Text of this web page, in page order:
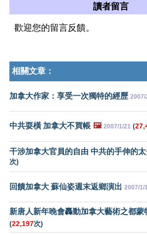
讀者留言
歡迎您的留言反饋。
相關文章：
加拿大作家：享受一次獨特的經歷 2007/
中共耍橫 加拿大不買帳 🖼️ 2007/1/21 (
干涉加拿大官員的自由 中共的手伸的
次)
回饋加拿大 蘇仙姿週末返鄉演出 2007/1/
新唐人新年晚會轟動加拿大藝術之都蒙
(22,197次)